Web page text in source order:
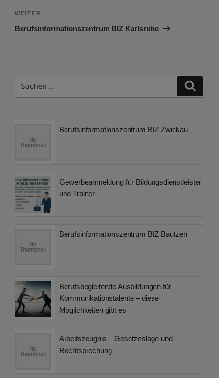
Nächster
Beitrag
WEITER
Berufsinformationszentrum BIZ Karlsruhe
nach:
Berufsinformationszentrum BIZ Zwickau
Gewerbeanmeldung für Bildungsdienstleister
und Trainer
Berufsinformationszentrum BIZ Bautzen
Berufsbegleitende Ausbildungen für
Kommunikationstalente – diese
Möglichkeiten gibt es
Arbeitszeugnis – Gesetzeslage und
Rechtsprechung